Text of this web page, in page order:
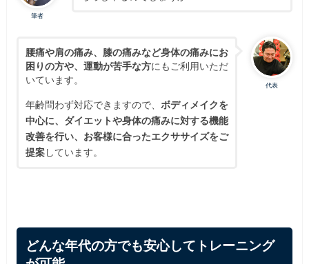
筆者
代表
腰痛や肩の痛み、膝の痛みなど身体の痛みにお
困りの方や、運動が苦手な方にもご利用いただ
いています。
年齢問わず対応できますので、 ボディメイクを
中心に、ダイエットや身体の痛みに対する機能
改善を行い、お客様に合ったエクササイズをご
提案しています。
どんな年代の方でも安心してトレーニング